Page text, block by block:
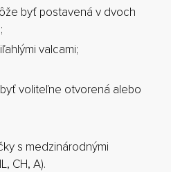
byť postavená v dvoch
valcami;
voliteľne otvorená alebo
s medzinárodnými
CH, A).